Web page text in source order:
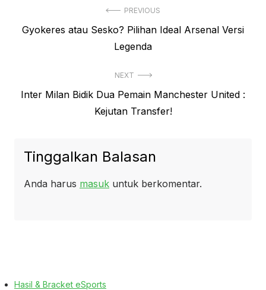
pos
PREVIOUS
Previous
Gyokeres atau Sesko? Pilihan Ideal Arsenal Versi
Legenda
NEXT
Next
Inter Milan Bidik Dua Pemain Manchester United :
Kejutan Transfer!
Tinggalkan Balasan
Anda harus masuk untuk berkomentar.
Hasil & Bracket eSports